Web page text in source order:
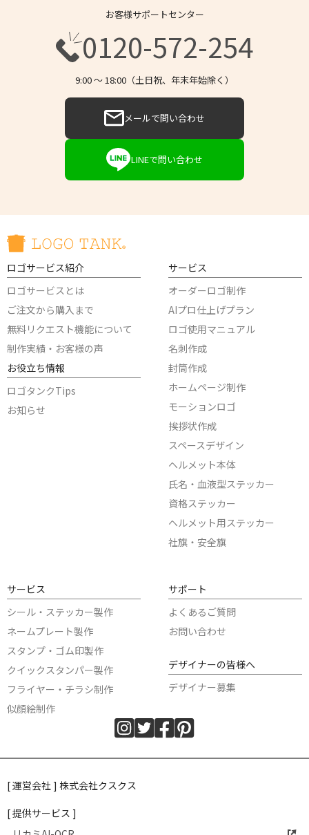
お客様サポートセンター
0120-572-254
9:00 〜 18:00（土日祝、年末年始除く）
メールで問い合わせ
LINEで問い合わせ
ロゴサービス紹介
ロゴサービスとは
ご注文から購入まで
無料リクエスト機能について
制作実績・お客様の声
お役立ち情報
ロゴタンクTips
お知らせ
サービス
オーダーロゴ制作
AIプロ仕上げプラン
ロゴ使用マニュアル
名刺作成
封筒作成
ホームページ制作
モーションロゴ
挨拶状作成
スペースデザイン
ヘルメット本体
氏名・血液型ステッカー
資格ステッカー
ヘルメット用ステッカー
社旗・安全旗
サービス
シール・ステッカー製作
ネームプレート製作
スタンプ・ゴム印製作
クイックスタンパー製作
フライヤー・チラシ制作
似顔絵制作
サポート
よくあるご質問
お問い合わせ
デザイナーの皆様へ
デザイナー募集
[ 運営会社 ] 株式会社クスクス
[ 提供サービス ]